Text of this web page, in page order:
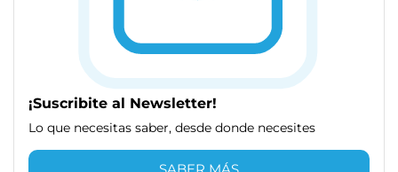
¡Suscribite al Newsletter!
Lo que necesitas saber, desde donde necesites